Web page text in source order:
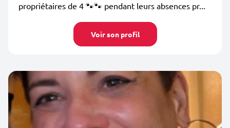
propriétaires de 4 🐾🐾 pendant leurs absences pr...
Voir son profil